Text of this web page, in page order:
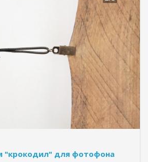
"крокодил" для фотофона